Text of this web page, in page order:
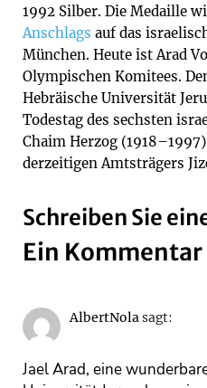
1992 Silber. Die Medaille
Anschlags auf das
München. Heute ist Arad
Olympischen Komitees.
Hebräische Universität
Todestag des sechsten
Chaim Herzog
derzeitigen Amtsträgers
Schreiben Sie
Ein Kommentar
AlbertNolasagt:
Jael Arad, eine